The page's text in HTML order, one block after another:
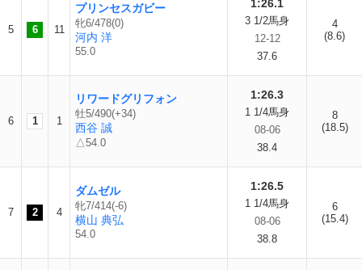
5 6 11
プリンセスガビー
牝6/478(0)
河内 洋
55.0
1:26.1
3 1/2馬身
12-12
37.6
4
(8.6)
6 1 1
リワードグリフォン
牡5/490(+34)
西谷 誠
△54.0
1:26.3
1 1/4馬身
08-06
38.4
8
(18.5)
7 2 4
ダムゼル
牝7/414(-6)
横山 典弘
54.0
1:26.5
1 1/4馬身
08-06
38.8
6
(15.4)